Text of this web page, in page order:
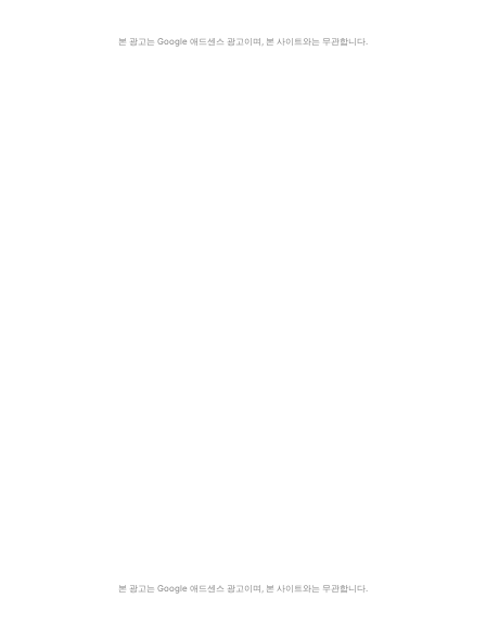
본 광고는 Google 애드센스 광고이며, 본 사이트와는 무관합니다.
본 광고는 Google 애드센스 광고이며, 본 사이트와는 무관합니다.